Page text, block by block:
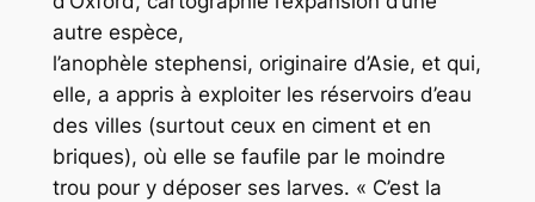
autre espèce,
l’anophèle stephensi, originaire d’Asie, et qui,
elle, a appris à exploiter les réservoirs d’eau
des villes (surtout ceux en ciment et en
briques), où elle se faufile par le moindre
trou pour y déposer ses larves. « C’est la